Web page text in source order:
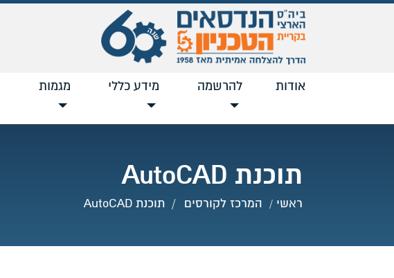
אודות להרשמה מידע כללי מגמות
תוכנת AutoCAD
ראשי המרכז לקורסים תוכנת AutoCAD